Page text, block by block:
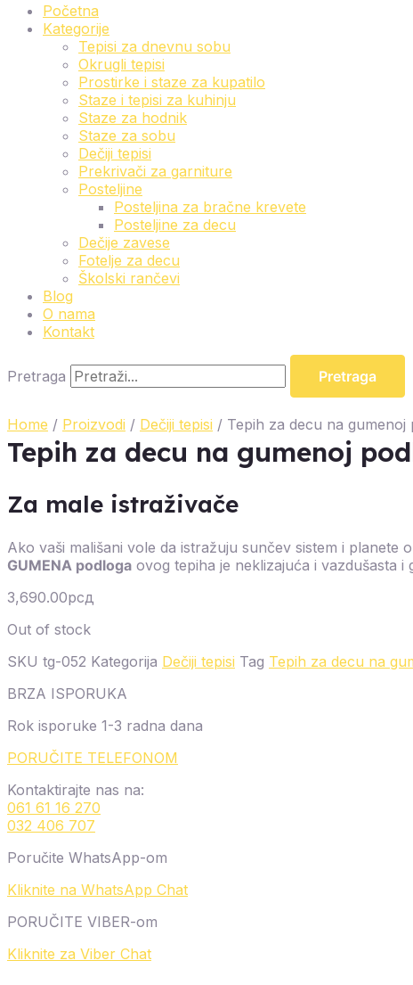
Početna
Kategorije
Tepisi za dnevnu sobu
Okrugli tepisi
Prostirke i staze za kupatilo
Staze i tepisi za kuhinju
Staze za hodnik
Staze za sobu
Dečiji tepisi
Prekrivači za garniture
Posteljine
Posteljina za bračne krevete
Posteljine za decu
Dečije zavese
Fotelje za decu
Školski rančevi
Blog
O nama
Kontakt
Pretraga Pretraga
Home / Proizvodi / Dečiji tepisi / Tepih za decu na gumenoj
Tepih za decu na gumenoj
Za male istraživače
Ako vaši mališani vole da istražuju sunčev sistem i planete
GUMENA podloga ovog tepiha je neklizajuća i vazdušasta
3,690.00рсд
Out of stock
SKU tg-052 Kategorija Dečiji tepisi Tag Tepih za decu na
BRZA ISPORUKA
Rok isporuke 1-3 radna dana
PORUČITE TELEFONOM
Kontaktirajte nas na:
061 61 16 270
032 406 707
Poručite WhatsApp-om
Kliknite na WhatsApp Chat
PORUČITE VIBER-om
Kliknite za Viber Chat